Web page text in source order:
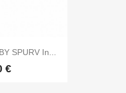
SPURV In...
€